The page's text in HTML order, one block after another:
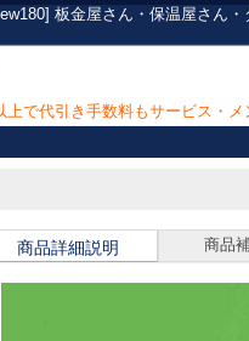
板金屋さん・保温屋さん
で代引き手数料もサービス・
商品詳細説明 商品